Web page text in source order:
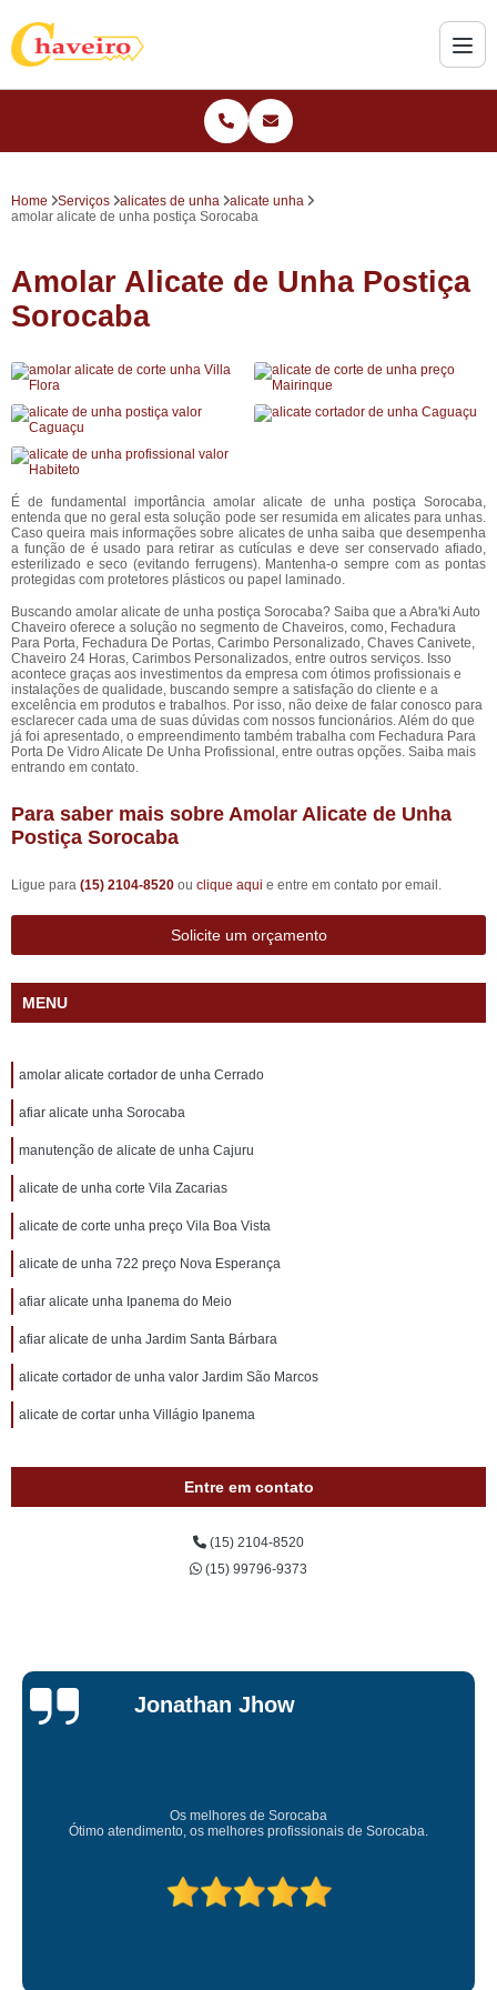
Home Serviços alicates de unha
alicate unha
amolar alicate de unha postiça Sorocaba
Amolar Alicate de Unha Postiça
Sorocaba
É de fundamental importância amolar alicate de unha postiça Sorocaba,
entenda que no geral esta solução pode ser resumida em alicates para unhas.
Caso queira mais informações sobre alicates de unha saiba que desempenha
a função de é usado para retirar as cutículas e deve ser conservado afiado,
esterilizado e seco (evitando ferrugens). Mantenha-o sempre com as pontas
protegidas com protetores plásticos ou papel laminado.
Buscando amolar alicate de unha postiça Sorocaba? Saiba que a Abra'ki Auto
Chaveiro oferece a solução no segmento de Chaveiros, como, Fechadura
Para Porta, Fechadura De Portas, Carimbo Personalizado, Chaves Canivete,
Chaveiro 24 Horas, Carimbos Personalizados, entre outros serviços. Isso
acontece graças aos investimentos da empresa com ótimos profissionais e
instalações de qualidade, buscando sempre a satisfação do cliente e a
excelência em produtos e trabalhos. Por isso, não deixe de falar conosco para
esclarecer cada uma de suas dúvidas com nossos funcionários. Além do que
já foi apresentado, o empreendimento também trabalha com Fechadura Para
Porta De Vidro Alicate De Unha Profissional, entre outras opções. Saiba mais
entrando em contato.
Para saber mais sobre Amolar Alicate de Unha
Postiça Sorocaba
Ligue para (15) 2104-8520 ou clique aqui e entre em contato por email.
Solicite um orçamento
MENU
amolar alicate cortador de unha Cerrado
afiar alicate unha Sorocaba
manutenção de alicate de unha Cajuru
alicate de unha corte Vila Zacarias
alicate de corte unha preço Vila Boa Vista
alicate de unha 722 preço Nova Esperança
afiar alicate unha Ipanema do Meio
afiar alicate de unha Jardim Santa Bárbara
alicate cortador de unha valor Jardim São Marcos
alicate de cortar unha Villágio Ipanema
Entre em contato
(15) 2104-8520
(15) 99796-9373
Jhow
Os melhores de Sorocaba
os melhores profissionais de Sorocaba.
Amei o